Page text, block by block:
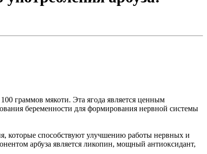
граммов мякоти. Эта ягода является ценным
беременности для формирования нервной системы
которые способствуют улучшению работы нервных и
арбуза является ликопин, мощный антиоксидант,